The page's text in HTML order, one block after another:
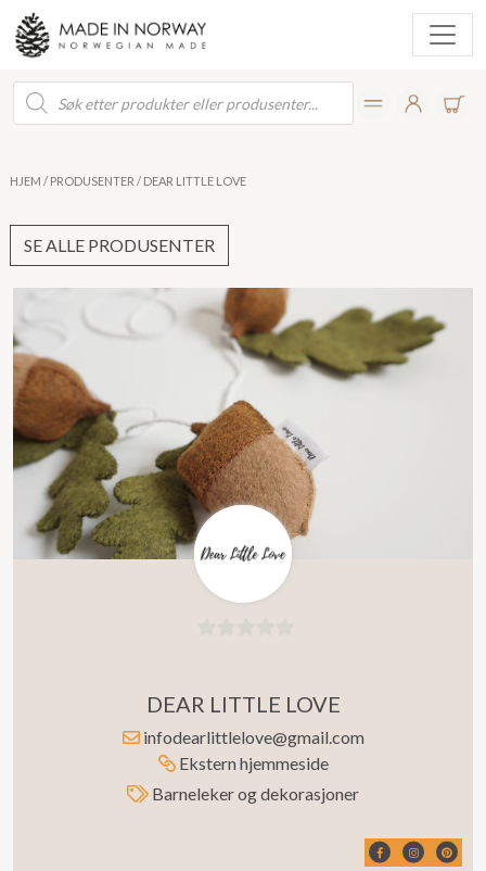
Products
search
HJEM / PRODUSENTER / DEAR LITTLE LOVE
SE ALLE PRODUSENTER
av
5
DEAR LITTLE LOVE
infodearlittlelove@gmail.com
Ekstern hjemmeside
Barneleker og dekorasjoner